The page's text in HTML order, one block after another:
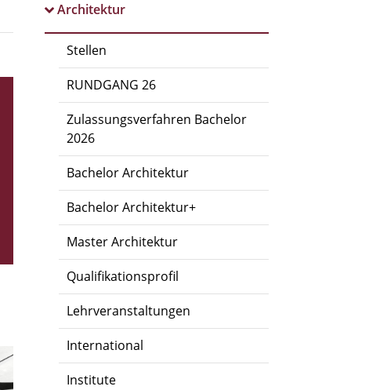
Architektur
Stellen
RUNDGANG 26
Zulassungsverfahren Bachelor
2026
Bachelor Architektur
Bachelor Architektur+
Master Architektur
Qualifikationsprofil
Lehrveranstaltungen
International
Institute